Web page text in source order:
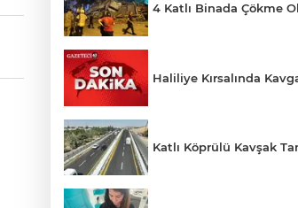
4 Katlı Binada Çökme
Haliliye Kırsalında
Katlı Köprülü Kavşak